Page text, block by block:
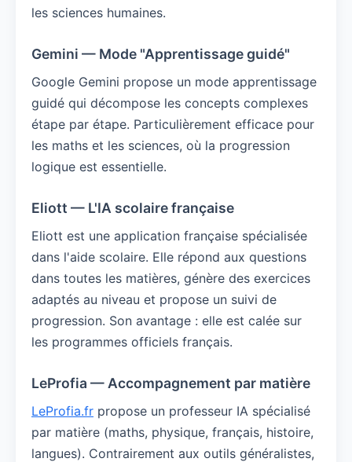
les sciences humaines.
Gemini — Mode "Apprentissage guidé"
Google Gemini propose un mode apprentissage
guidé qui décompose les concepts complexes
étape par étape. Particulièrement efficace pour
les maths et les sciences, où la progression
logique est essentielle.
Eliott — L'IA scolaire française
Eliott est une application française spécialisée
dans l'aide scolaire. Elle répond aux questions
dans toutes les matières, génère des exercices
adaptés au niveau et propose un suivi de
progression. Son avantage : elle est calée sur
les programmes officiels français.
LeProfia — Accompagnement par matière
LeProfia.fr propose un professeur IA spécialisé
par matière (maths, physique, français, histoire,
langues). Contrairement aux outils généralistes,